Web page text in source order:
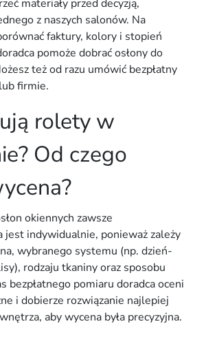
materiały przed decyzją,
z naszych salonów. Na
faktury, kolory i stopień
pomoże dobrać osłony do
też od razu umówić bezpłatny
firmie.
rolety w
Od czego
okiennych zawsze
jest indywidualnie, ponieważ zależy
wybranego systemu (np. dzień-
rodzaju tkaniny oraz sposobu
bezpłatnego pomiaru doradca oceni
i dobierze rozwiązanie najlepiej
aby wycena była precyzyjna.